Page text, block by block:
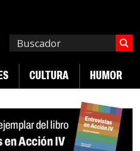
CULTURA HUMOR
mental | Los 43